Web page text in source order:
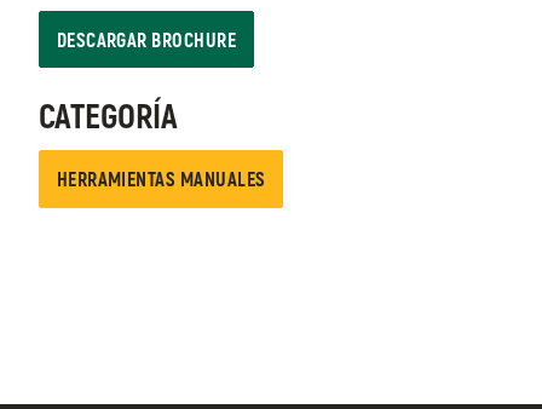
DESCARGAR BROCHURE
CATEGORÍA
HERRAMIENTAS MANUALES